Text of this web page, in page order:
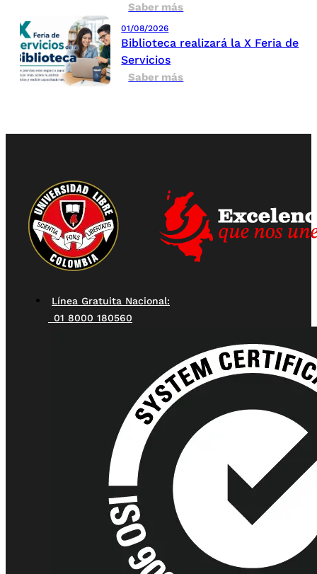
Saber más
01/08/2026
Biblioteca realizará la X Feria de
Servicios
Saber más
Línea Gratuita Nacional:
01 8000 180560